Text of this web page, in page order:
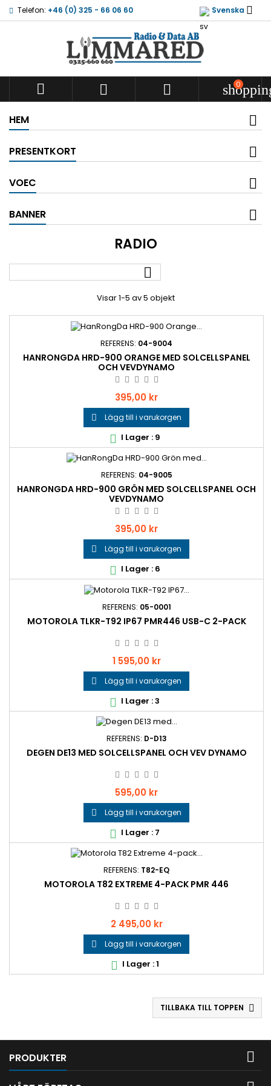
Telefon: +46 (0) 325 - 66 06 60 Svenska 
   0
HEM
PRESENTKORT
VOEC
BANNER
RADIO

Visar 1-5 av 5 objekt
REFERENS: 04-9004
HANRONGDA HRD-900 ORANGE MED SOLCELLSPANEL
OCH VEVDYNAMO
Pris
395,00 kr
 Lägg till i varukorgen
 I Lager : 9
REFERENS: 04-9005
HANRONGDA HRD-900 GRÖN MED SOLCELLSPANEL OCH
VEVDYNAMO
Pris
395,00 kr
 Lägg till i varukorgen
 I Lager : 6
REFERENS: 05-0001
MOTOROLA TLKR-T92 IP67 PMR446 USB-C 2-PACK
Pris
1 595,00 kr
 Lägg till i varukorgen
 I Lager : 3
REFERENS: D-D13
DEGEN DE13 MED SOLCELLSPANEL OCH VEV DYNAMO
Pris
595,00 kr
 Lägg till i varukorgen
 I Lager : 7
REFERENS: T82-EQ
MOTOROLA T82 EXTREME 4-PACK PMR 446
Pris
2 495,00 kr
 Lägg till i varukorgen
 I Lager : 1
TILLBAKA TILL TOPPEN 
PRODUKTER 